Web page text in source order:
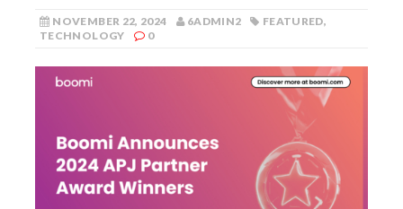
NOVEMBER 22, 2024 6ADMIN2 FEATURED,
TECHNOLOGY
0